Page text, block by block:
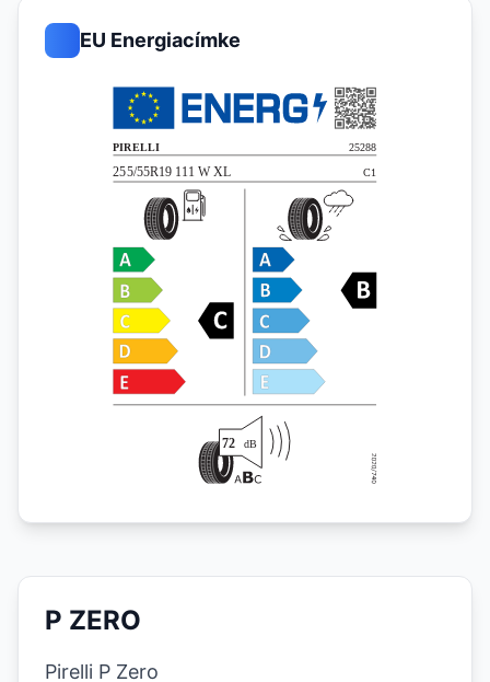
EU Energiacímke
P ZERO
Pirelli P Zero